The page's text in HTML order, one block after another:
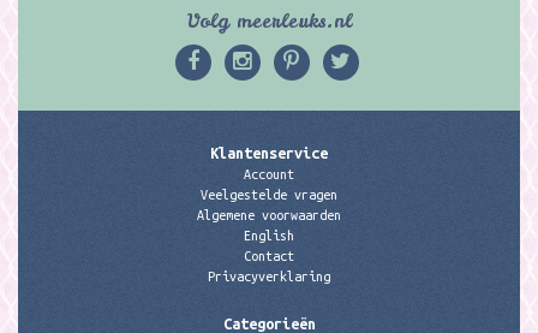
Volg meerleuks.nl
Klantenservice
Account
Veelgestelde vragen
Algemene voorwaarden
English
Contact
Privacyverklaring
Categorieën